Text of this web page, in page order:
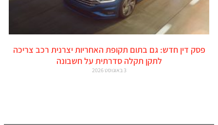
פסק דין חדש: גם בתום תקופת האחריות יצרנית רכב צריכה
לתקן תקלה סדרתית על חשבונה
3 באוגוסט 2026